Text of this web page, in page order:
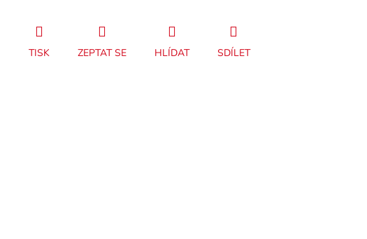
TISK ZEPTAT SE HLÍDAT SDÍLET